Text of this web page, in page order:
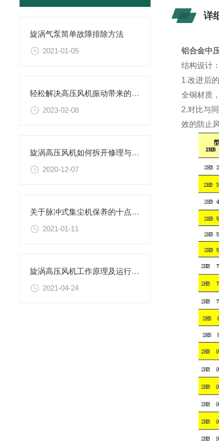
旋涡气泵简单故障排除方法
2021-01-05
轻松解决高压风机振动带来的烦恼
2023-02-08
旋涡高压风机如何拆开修理与及叶轮损坏解决方法
2020-12-07
关于脉冲式集尘机保养的十点建议
2021-01-11
旋涡高压风机工作原理及运行特点
2021-04-24
详
铝合金中
结构设计
1.改进后
全铜材质
2.对比与
效的防止